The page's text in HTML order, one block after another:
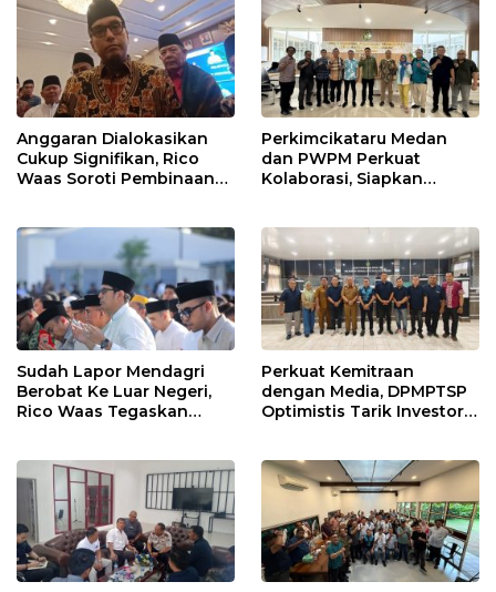
Pemko
Anggaran Dialokasikan
Cukup Signifikan, Rico
Waas Soroti Pembinaan
Harian
Perkimcikataru Medan
dan PWPM Perkuat
Kolaborasi, Siapkan
Sudah Lapor Mendagri
Berobat Ke Luar Negeri,
Rico Waas Tegaskan
Perkuat Kemitraan
dengan Media, DPMPTSP
Optimistis Tarik Investor